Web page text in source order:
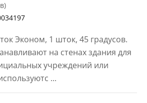
Эконом, 1 шток, 45 градусов.
на стенах здания для
учреждений или
...